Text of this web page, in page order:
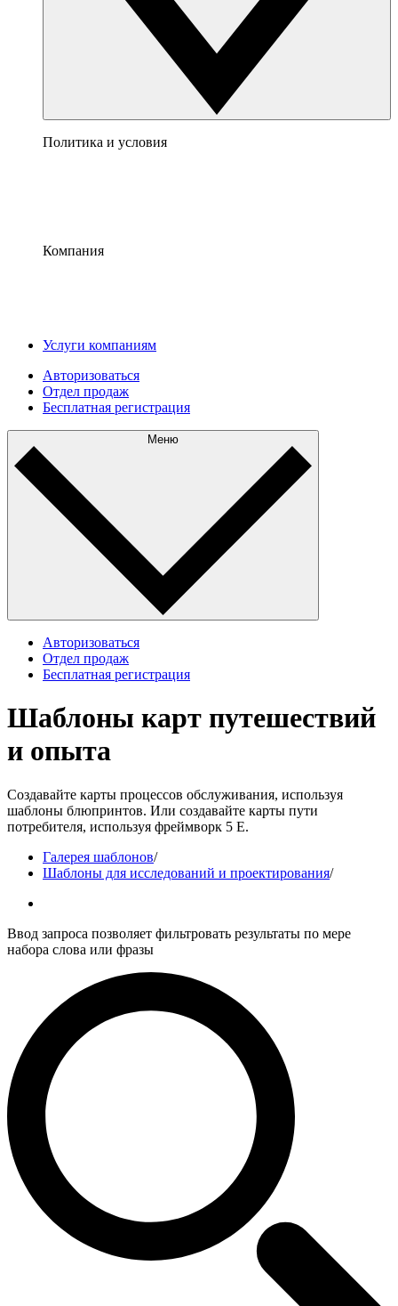
Политика и условия
Компания
Услуги компаниям
Авторизоваться
Отдел продаж
Бесплатная регистрация
Меню
Авторизоваться
Отдел продаж
Бесплатная регистрация
Шаблоны карт путешествий
и опыта
Создавайте карты процессов обслуживания, используя
шаблоны блюпринтов. Или создавайте карты пути
потребителя, используя фреймворк 5 E.
Галерея шаблонов/
Шаблоны для исследований и проектирования/
Ввод запроса позволяет фильтровать результаты по мере
набора слова или фразы